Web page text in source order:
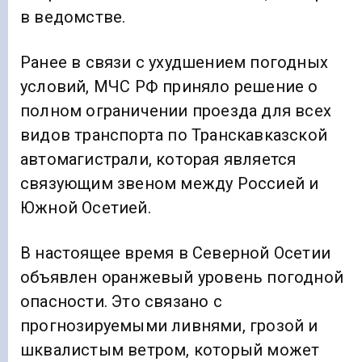
в ведомстве.
Ранее в связи с ухудшением погодных
условий, МЧС РФ приняло решение о
полном ограничении проезда для всех
видов транспорта по Транскавказской
автомагистрали, которая является
связующим звеном между Россией и
Южной Осетией.
В настоящее время в Северной Осетии
объявлен оранжевый уровень погодной
опасности. Это связано с
прогнозируемыми ливнями, грозой и
шквалистым ветром, который может